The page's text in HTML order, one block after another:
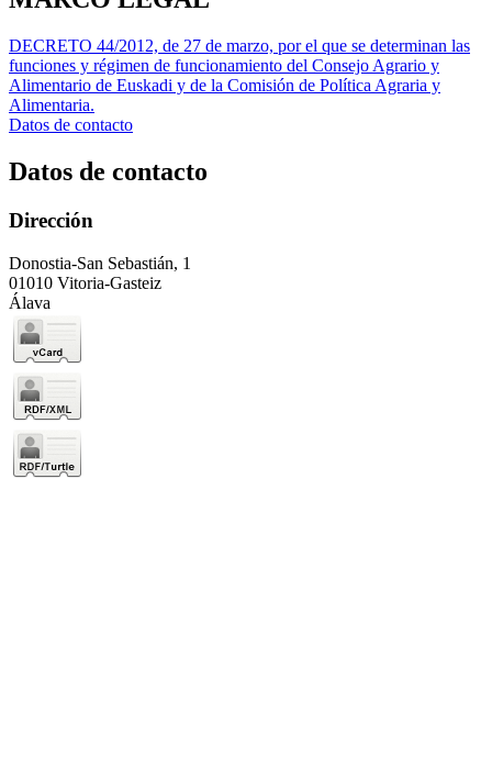
DECRETO 44/2012, de 27 de marzo, por el que se determinan las
funciones y régimen de funcionamiento del Consejo Agrario y
Alimentario de Euskadi y de la Comisión de Política Agraria y
Alimentaria.
Datos de contacto
Datos de contacto
Dirección
Donostia-San Sebastián, 1
01010 Vitoria-Gasteiz
Álava